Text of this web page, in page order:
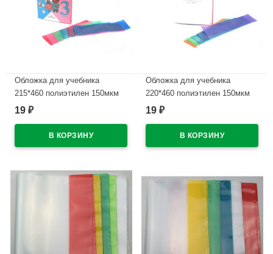
Обложка для учебника
215*460 полиэтилен 150мкм
универсальные М арт У 215
19 ₽
Обложка для учебника
220*460 полиэтилен 150мкм
универсальнаяМ арт У 22
19 ₽